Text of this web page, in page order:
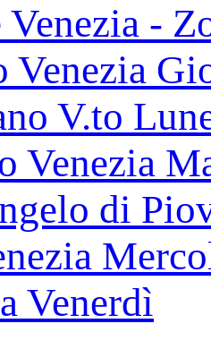
Venezia -
Venezia
V.to
Venezia
di
Venerdì